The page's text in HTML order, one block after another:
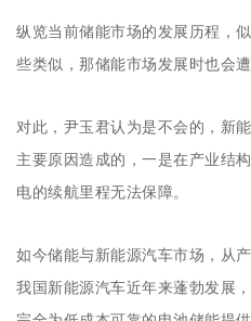
纵览当前储能市场的发展历程，
些类似，那储能市场发展时也会
对此，尹玉君认为是不会的，新
主要原因造成的，一是在产业结
电的续航里程无法保障。
如今储能与新能源汽车市场，从
我国新能源汽车近年来蓬勃发展